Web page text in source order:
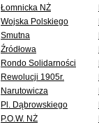
Łomnicka NŻ
Wojska Polskiego
Smutna
Źródłowa
Rondo Solidarności
Rewolucji 1905r.
Narutowicza
Pl. Dąbrowskiego
P.O.W. NŻ